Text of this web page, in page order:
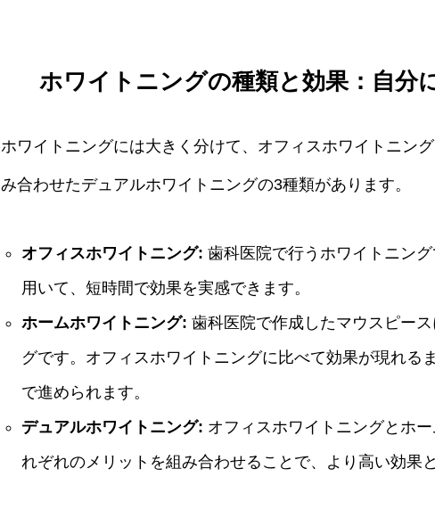
ホワイトニングの種類と効果：自分
ホワイトニングには大きく分けて、オフィスホワイトニン
み合わせたデュアルホワイトニングの3種類があります。
オフィスホワイトニング: 歯科医院で行うホワイトニン
用いて、短時間で効果を実感できます。
ホームホワイトニング: 歯科医院で作成したマウスピー
グです。オフィスホワイトニングに比べて効果が現れる
で進められます。
デュアルホワイトニング: オフィスホワイトニングとホ
れぞれのメリットを組み合わせることで、より高い効果